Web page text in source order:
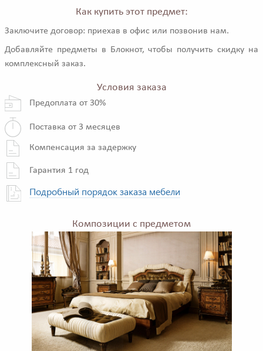
Как купить этот предмет:
Заключите договор: приехав в офис или позвонив нам.
Добавляйте предметы в Блокнот, чтобы получить скидку на
комплексный заказ.
Условия заказа
Предоплата от 30%
Поставка от 3 месяцев
Компенсация за задержку
Гарантия 1 год
Подробный порядок заказа мебели
Композиции с предметом